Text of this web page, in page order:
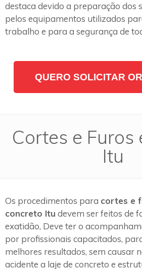
destaca devido a preparação dos
pelos equipamentos utilizados
trabalho e para a segurança de
QUERO SOLICITAR
Cortes e Furos
Itu
Os procedimentos para cortes e
concreto Itu devem ser feitos de
exatidão, Deve ter o
por profissionais capacitados,
melhores resultados, sem causar
acidente a laje de concreto e